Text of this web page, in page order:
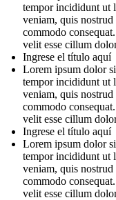
tempor incididunt ut
veniam, quis
commodo
velit esse cillum
Ingrese el título aquí
Lorem ipsum dolor
tempor incididunt ut
veniam, quis
commodo
velit esse cillum
Ingrese el título aquí
Lorem ipsum dolor
tempor incididunt ut
veniam, quis
commodo
velit esse cillum